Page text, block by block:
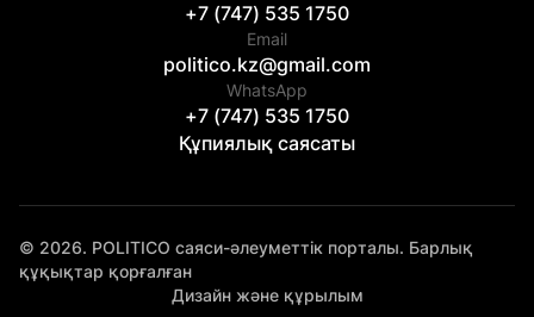
+7 (747) 535 1750
Email
politico.kz@gmail.com
WhatsApp
+7 (747) 535 1750
Құпиялық саясаты
© 2026. POLITICO саяси-әлеуметтік порталы. Барлық
құқықтар қорғалған
Дизайн және құрылым